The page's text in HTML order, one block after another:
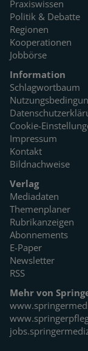
Praxiswissen
Politik & Debatte
Regionen
Kooperationen
Jobbörse
Information
Schlagwortbaum
Cookie-
Impressum
Kontakt
Bildnachweise
Verlag
Mediadaten
Themenplaner
Rubrikanzeigen
Abonnements
E-Paper
Newsletter
RSS
Mehr von